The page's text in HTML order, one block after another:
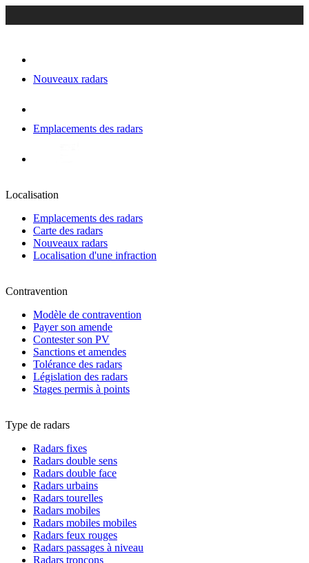
Nouveaux radars
Emplacements des radars
Localisation
Emplacements des radars
Carte des radars
Nouveaux radars
Localisation d'une infraction
Contravention
Modèle de contravention
Payer son amende
Contester son PV
Sanctions et amendes
Tolérance des radars
Législation des radars
Stages permis à points
Type de radars
Radars fixes
Radars double sens
Radars double face
Radars urbains
Radars tourelles
Radars mobiles
Radars mobiles mobiles
Radars feux rouges
Radars passages à niveau
Radars tronçons